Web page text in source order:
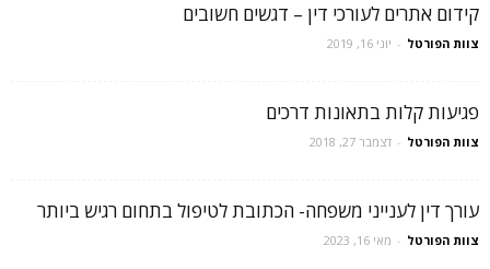
קידום אתרים לעורכי דין – דגשים חשובים
צוות הפורטל - יוני 16, 2019
פגיעות קלות בתאונות דרכים
צוות הפורטל - דצמבר 27, 2018
עורך דין לענייני משפחה- הכתובת לטיפול בתחום רגיש ביותר
צוות הפורטל - מאי 16, 2023